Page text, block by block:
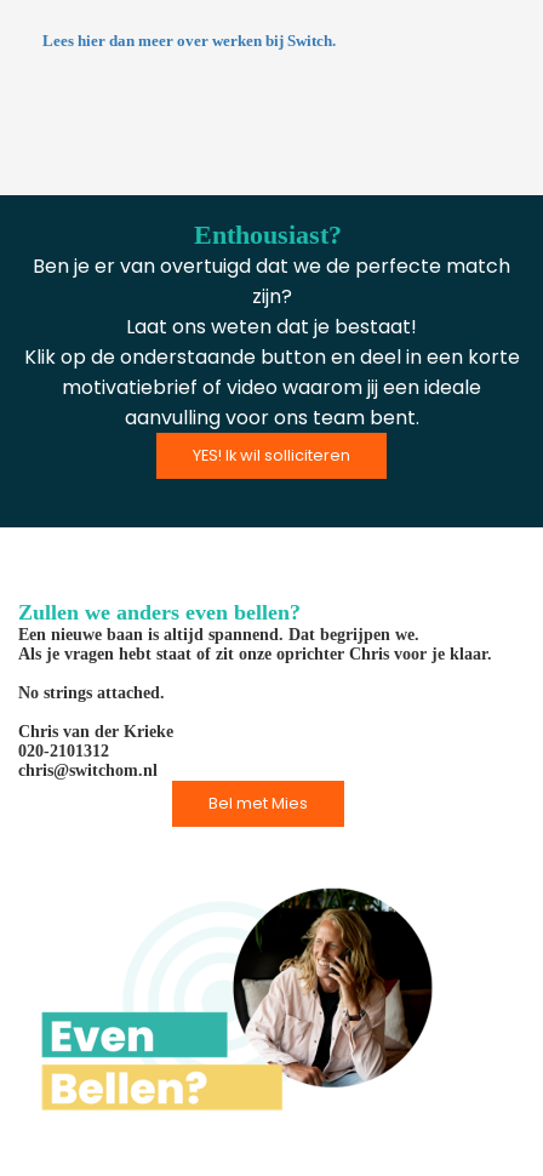
Lees hier dan meer over werken bij Switch.
Enthousiast?
Ben je er van overtuigd dat we de perfecte match
zijn?
Laat ons weten dat je bestaat!
Klik op de onderstaande button en deel in een korte
motivatiebrief of video waarom jij een ideale
aanvulling voor ons team bent.
YES! Ik wil solliciteren
Zullen we anders even bellen?
Een nieuwe baan is altijd spannend. Dat begrijpen we.
Als je vragen hebt staat of zit onze oprichter Chris voor je klaar.
No strings attached.
Chris van der Krieke
020-2101312
chris@switchom.nl
Bel met Mies